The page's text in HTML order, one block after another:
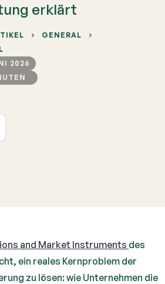
GENERAL
2026
erklärt
and Market Instruments des
ein reales Kernproblem der
zu lösen: wie Unternehmen die